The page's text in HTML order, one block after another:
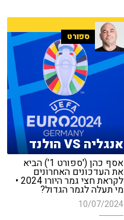
ספורט
אנגליה VS הולנד
אסף כהן ('ספורט 1') הביא
את העדכונים האחרונים
לקראת חצי גמר היורו 2024 •
מי תעלה לגמר הגדול?
10/07/2024